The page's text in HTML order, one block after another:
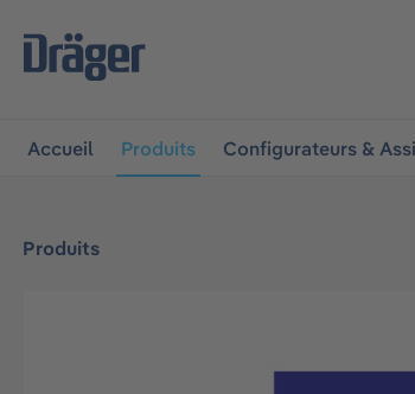
à la navigation principale
Accueil Produits Configurateurs &
Produits